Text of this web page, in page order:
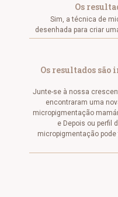
Os
Sim, a técnica de
desenhada para criar
Os resultados são
Junte-se à nossa
encontraram uma
micropigmentação
e Depois ou perfil
micropigmentação